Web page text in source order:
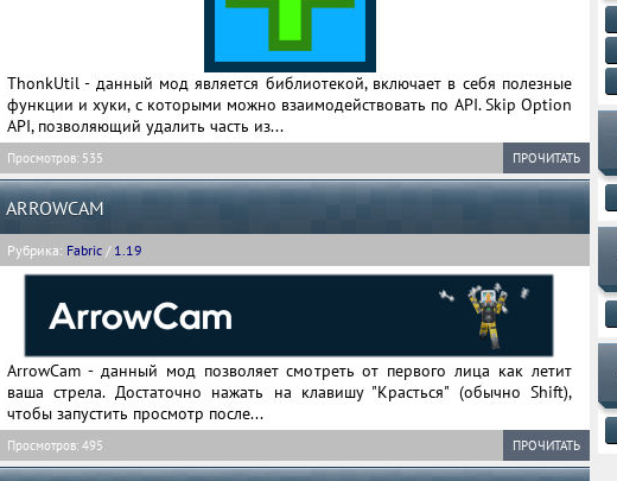
ThonkUtil - данный мод является библиотекой, включает в себя полезные
функции и хуки, с которыми можно взаимодействовать по API. Skip Option
API, позволяющий удалить часть из...
ПРОЧИТАТЬ
Просмотров: 535
ARROWCAM
Рубрика: Fabric / 1.19
ArrowCam - данный мод позволяет смотреть от первого лица как летит
ваша стрела. Достаточно нажать на клавишу "Красться" (обычно Shift),
чтобы запустить просмотр после...
ПРОЧИТАТЬ
Просмотров: 495